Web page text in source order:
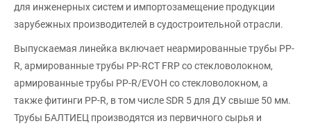
для инженерных систем и импортозамещение продукции
зарубежных производителей в судостроительной отрасли.
Выпускаемая линейка включает неармированные трубы PP-
R, армированные трубы PP-RCT FRP со стекловолокном,
армированные трубы PP-R/EVOH со стекловолокном, а
также фитинги PP-R, в том числе SDR 5 для ДУ свыше 50 мм.
Трубы БАЛТИЕЦ производятся из первичного сырья и